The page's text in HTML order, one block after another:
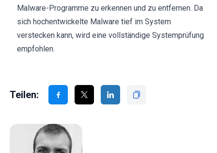
Malware-Programme zu erkennen und zu entfernen. Da
sich hochentwickelte Malware tief im System
verstecken kann, wird eine vollständige Systemprüfung
empfohlen.
Teilen: